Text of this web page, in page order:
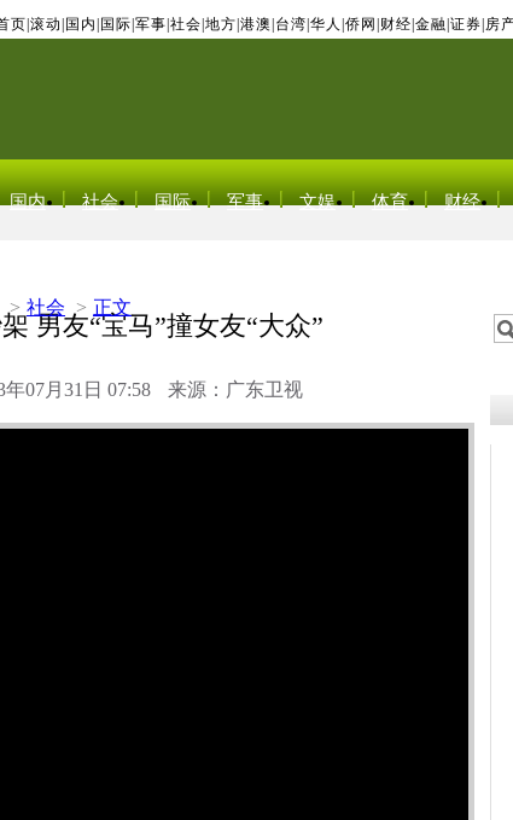
页 滚动 国内 国际 军事 社会 地方 港澳 台湾 华人 侨网 财经 金融 证券 房
国内 社会 国际 军事 文娱 体育 财经
> 社会 > 正文
男友“宝马”撞女友“大众”
07月31日 07:58 来源：广东卫视